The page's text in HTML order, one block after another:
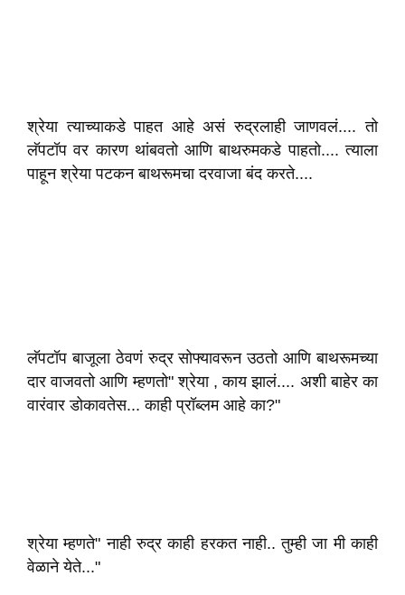
श्रेया त्याच्याकडे पाहत आहे असं रुद्रलाही जाणवलं.... तो
लॅपटॉप वर कारण थांबवतो आणि बाथरुमकडे पाहतो.... त्याला
पाहून श्रेया पटकन बाथरूमचा दरवाजा बंद करते....
लॅपटॉप बाजूला ठेवणं रुद्र सोफ्यावरून उठतो आणि बाथरूमच्या
दार वाजवतो आणि म्हणतो" श्रेया , काय झालं.... अशी बाहेर का
वारंवार डोकावतेस... काही प्रॉब्लम आहे का?"
श्रेया म्हणते" नाही रुद्र काही हरकत नाही.. तुम्ही जा मी काही
वेळाने येते..."